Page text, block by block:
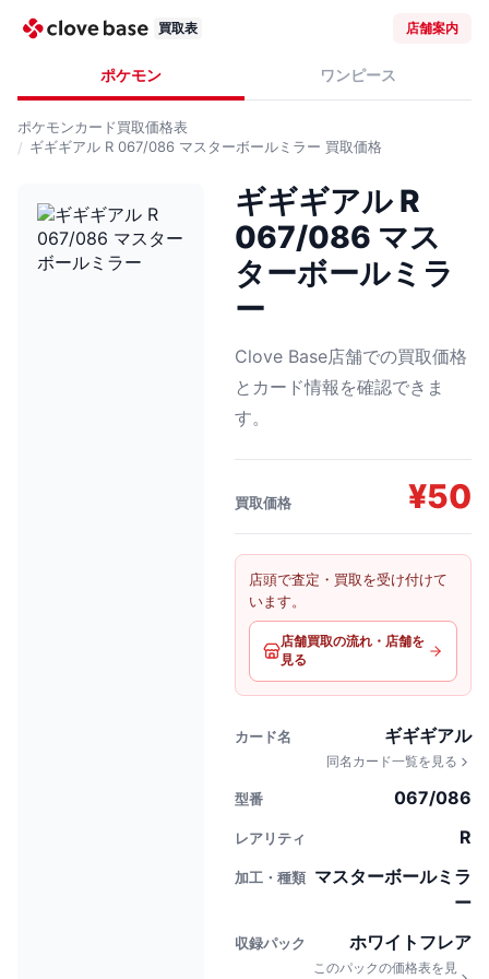
買取表 店舗案内
ポケモン ワンピース
ポケモンカード買取価格表
ギギギアル R 067/086 マスターボールミラー 買取価格
ギギギアル R
067/086 マス
ターボールミラ
ー
Clove Base店舗での買取価格
とカード情報を確認できま
す。
買取価格 ¥50
店頭で査定・買取を受け付けて
います。
店舗買取の流れ・店舗を
見る
カード名 ギギギアル
同名カード一覧を見る
型番 067/086
レアリティ R
加工・種類 マスターボールミラ
ー
収録パック ホワイトフレア
このパックの価格表を見